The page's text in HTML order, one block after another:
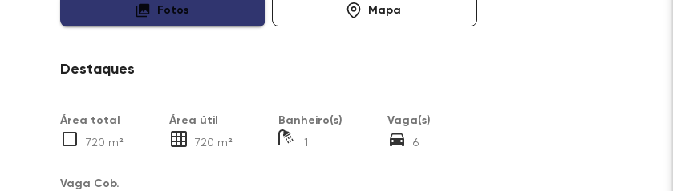
Fotos Mapa
Destaques
Área total
720 m²
Área útil
720 m²
Banheiro(s)
1
Vaga(s)
6
Vaga Cob.